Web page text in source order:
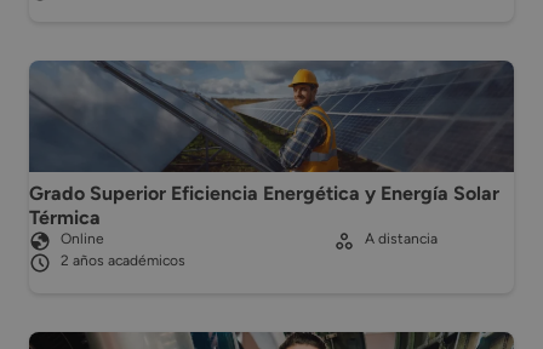
Grado Superior Eficiencia Energética y Energía Solar
Térmica
Online
2 años académicos
A distancia